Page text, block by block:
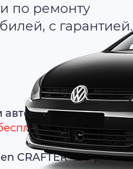
по ремонту
с гарантией.
авто
CRAFTER499 р.